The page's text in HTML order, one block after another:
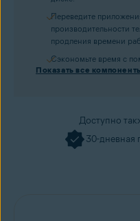
Переведите
производительности
продления времени
Сэкономьте время с
Показать все
Доступно
30-дневная